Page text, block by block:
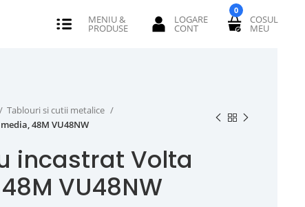
0
Tablouri si cutii metalice
48M VU48NW
incastrat Volta
VU48NW